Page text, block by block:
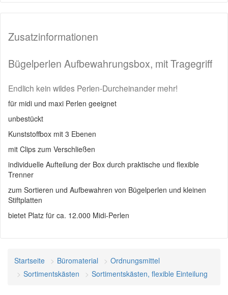
Zusatzinformationen
Bügelperlen Aufbewahrungsbox, mit Tragegriff
Endlich kein wildes Perlen-Durcheinander mehr!
für midi und maxi Perlen geeignet
unbestückt
Kunststoffbox mit 3 Ebenen
mit Clips zum Verschließen
individuelle Aufteilung der Box durch praktische und flexible
Trenner
zum Sortieren und Aufbewahren von Bügelperlen und kleinen
Stiftplatten
bietet Platz für ca. 12.000 Midi-Perlen
Startseite Büromaterial
Ordnungsmittel
Sortimentskästen
Sortimentskästen, flexible Einteilung